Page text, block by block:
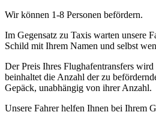
Wir können 1-8 Personen befördern.
Im Gegensatz zu Taxis warten unsere
Schild mit Ihrem Namen und selbst
Der Preis Ihres Flughafentransfers
beinhaltet die Anzahl der zu
Gepäck, unabhängig von ihrer Anzahl.
Unsere Fahrer helfen Ihnen bei Ihrem